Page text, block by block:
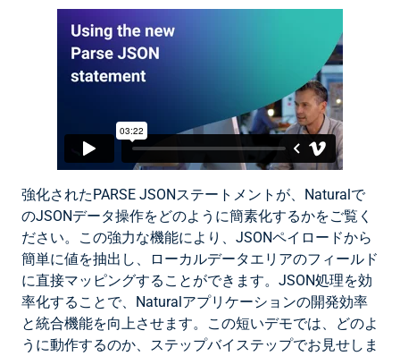
強化されたPARSE JSONステートメントが、Naturalで
のJSONデータ操作をどのように簡素化するかをご覧く
ださい。この強力な機能により、JSONペイロードから
簡単に値を抽出し、ローカルデータエリアのフィールド
に直接マッピングすることができます。JSON処理を効
率化することで、Naturalアプリケーションの開発効率
と統合機能を向上させます。この短いデモでは、どのよ
うに動作するのか、ステップバイステップでお見せしま